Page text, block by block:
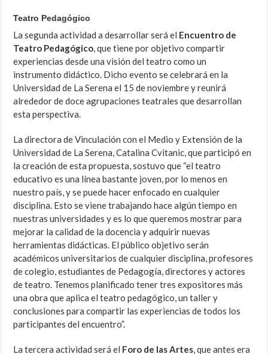
Teatro Pedagógico
La segunda actividad a desarrollar será el Encuentro de
Teatro Pedagógico, que tiene por objetivo compartir
experiencias desde una visión del teatro como un
instrumento didáctico. Dicho evento se celebrará en la
Universidad de La Serena el 15 de noviembre y reunirá
alrededor de doce agrupaciones teatrales que desarrollan
esta perspectiva.
La directora de Vinculación con el Medio y Extensión de la
Universidad de La Serena, Catalina Cvitanic, que participó en
la creación de esta propuesta, sostuvo que “el teatro
educativo es una línea bastante joven, por lo menos en
nuestro país, y se puede hacer enfocado en cualquier
disciplina. Esto se viene trabajando hace algún tiempo en
nuestras universidades y es lo que queremos mostrar para
mejorar la calidad de la docencia y adquirir nuevas
herramientas didácticas. El público objetivo serán
académicos universitarios de cualquier disciplina, profesores
de colegio, estudiantes de Pedagogía, directores y actores
de teatro. Tenemos planificado tener tres expositores más
una obra que aplica el teatro pedagógico, un taller y
conclusiones para compartir las experiencias de todos los
participantes del encuentro”.
La tercera actividad será el Foro de las Artes, que antes era